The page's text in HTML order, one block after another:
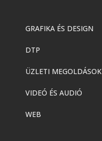
GRAFIKA ÉS DESIGN
DTP
ÜZLETI MEGOLDÁSOK
VIDEÓ ÉS AUDIÓ
WEB